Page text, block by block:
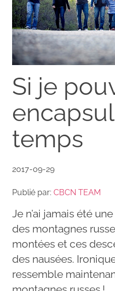
Si je
temps
2017-09-29
Publié par: CBCN TEAM
Je n’ai jamais été
des montagnes
montées et ces
des nausées.
ressemble